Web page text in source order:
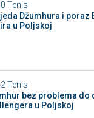
Tenis
Džumhura i poraz
u Poljskoj
Tenis
bez problema do
u Poljskoj